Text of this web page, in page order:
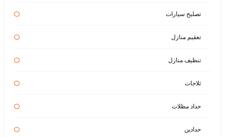
تصليح سيارات
تعقيم منازل
تنظيف منازل
ثلاجات
حداد مظلات
حدادين